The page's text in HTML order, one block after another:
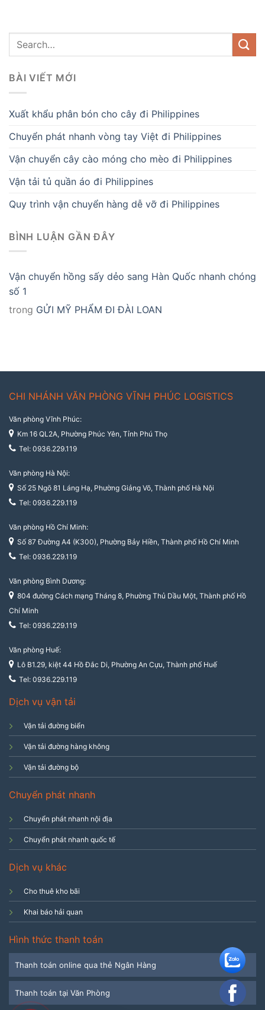
BÀI VIẾT MỚI
Xuất khẩu phân bón cho cây đi Philippines
Chuyển phát nhanh vòng tay Việt đi Philippines
Vận chuyển cây cào móng cho mèo đi Philippines
Vận tải tủ quần áo đi Philippines
Quy trình vận chuyển hàng dễ vỡ đi Philippines
BÌNH LUẬN GẦN ĐÂY
Vận chuyển hồng sấy dẻo sang Hàn Quốc nhanh chóng
số 1
trong GỬI MỸ PHẨM ĐI ĐÀI LOAN
CHI NHÁNH VĂN PHÒNG VĨNH PHÚC LOGISTICS
Văn phòng Vĩnh Phúc:
Km 16 QL2A, Phường Phúc Yên, Tỉnh Phú Thọ
Tel: 0936.229.119
Văn phòng Hà Nội:
Số 25 Ngõ 81 Láng Hạ, Phường Giảng Võ, Thành phố Hà Nội
Tel: 0936.229.119
Văn phòng Hồ Chí Minh:
Số 87 Đường A4 (K300), Phường Bảy Hiền, Thành phố Hồ Chí Minh
Tel: 0936.229.119
Văn phòng Bình Dương:
804 đường Cách mạng Tháng 8, Phường Thủ Dầu Một, Thành phố Hồ
Chí Minh
Tel: 0936.229.119
Văn phòng Huế:
Lô B1.29, kiệt 44 Hồ Đắc Di, Phường An Cựu, Thành phố Huế
Tel: 0936.229.119
Dịch vụ vận tải
Vận tải đường biển
Vận tải đường hàng không
Vận tải đường bộ
Chuyển phát nhanh
Chuyển phát nhanh nội địa
Chuyển phát nhanh quốc tế
Dịch vụ khác
Cho thuê kho bãi
Khai báo hải quan
Hình thức thanh toán
Thanh toán online qua thẻ Ngân Hàng
Thanh toán tại Văn Phòng